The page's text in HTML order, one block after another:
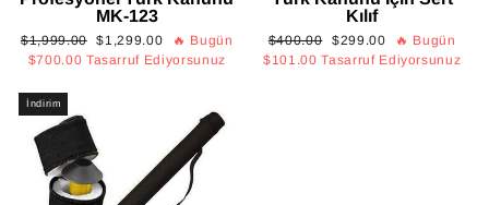
MK-123
Normal
fiyat
$1,999.00 İndirimli
fiyat
$1,299.00
🔥 Bugün
$700.00 Tasarruf Ediyorsunuz
Kılıf
Normal
fiyat
$400.00
İndirimli
fiyat
$299.00
🔥 Bugün
$101.00 Tasarruf Ediyorsunuz
İndirim